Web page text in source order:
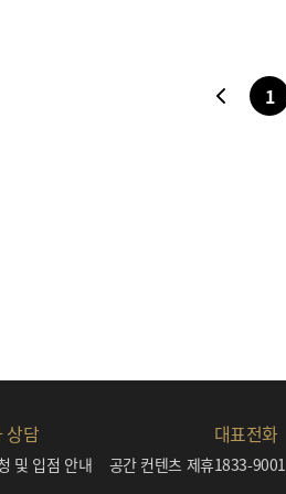
1
상담
및 입점 안내 공간 컨텐츠 제휴
대표전화
1833-9001